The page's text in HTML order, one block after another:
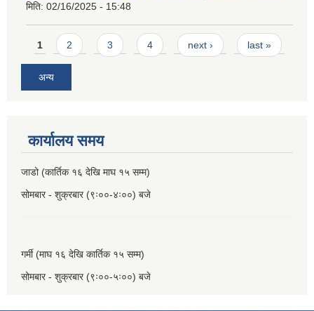
मिति: 02/16/2025 - 15:48
Pages
1 2 3 4 next › last »
अन्य
कार्यालय समय
जाडो (कार्तिक १६ देखि माघ १५ सम्म)
सोमबार - शुक्रबार (९ः००-४ः००) बजे
गर्मी (माघ १६ देखि कार्तिक १५ सम्म)
सोमबार - शुक्रबार (९ः००-५ः००) बजे